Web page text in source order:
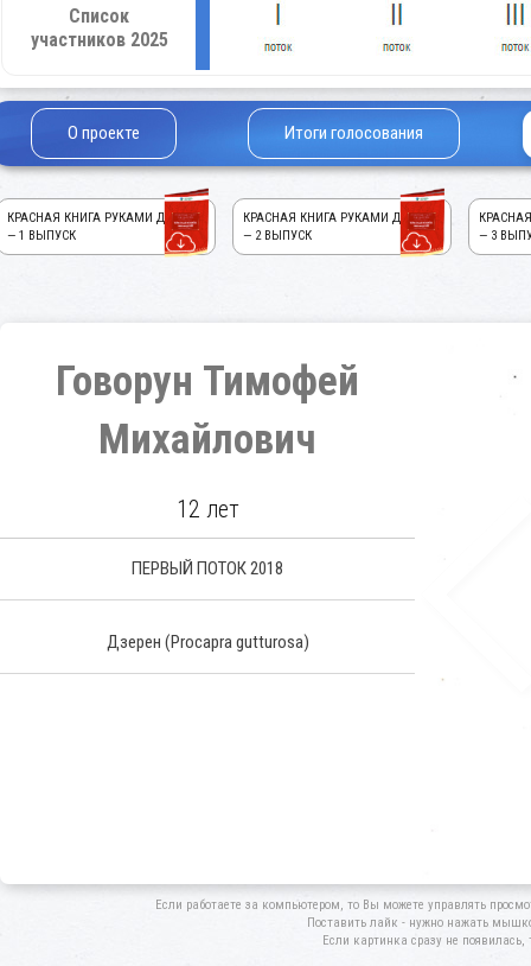
Список
участников 2025
О проекте Итоги голосования
КРАСНАЯ КНИГА РУКАМИ ДЕТЕЙ!
— 1 ВЫПУСК
КРАСНАЯ КНИГА РУКАМИ ДЕТЕЙ!
— 2 ВЫПУСК
— 3
Говорун Тимофей
Михайлович
12 лет
ПЕРВЫЙ ПОТОК 2018
Дзерен (Procapra gutturosa)
Если работаете за компьютером, то Вы можете управлять
Поставить лайк - нужно нажать
Если картинка сразу не появилась,